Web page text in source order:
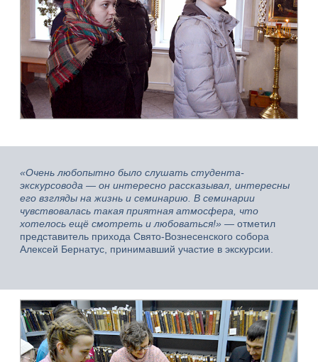
«Очень любопытно было слушать студента-
экскурсовода — он интересно рассказывал, интересны
его взгляды на жизнь и семинарию. В семинарии
чувствовалась такая приятная атмосфера, что
хотелось ещё смотреть и любоваться!» — отметил
представитель прихода Свято-Вознесенского собора
Алексей Бернатус, принимавший участие в экскурсии.